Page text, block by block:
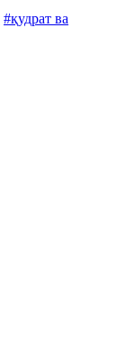
#қудрат ва